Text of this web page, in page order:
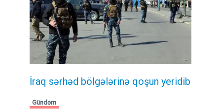
İraq sərhəd bölgələrinə qoşun yeridib
Gündəm